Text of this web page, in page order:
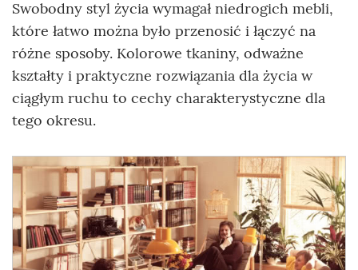
Swobodny styl życia wymagał niedrogich mebli,
które łatwo można było przenosić i łączyć na
różne sposoby. Kolorowe tkaniny, odważne
kształty i praktyczne rozwiązania dla życia w
ciągłym ruchu to cechy charakterystyczne dla
tego okresu.